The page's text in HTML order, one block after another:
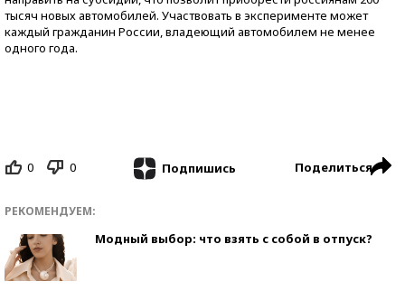
тысяч новых автомобилей. Участвовать в эксперименте может
каждый гражданин России, владеющий автомобилем не менее
одного года.
0 0 Подпишись Поделиться
РЕКОМЕНДУЕМ:
Модный выбор: что взять с собой в отпуск?